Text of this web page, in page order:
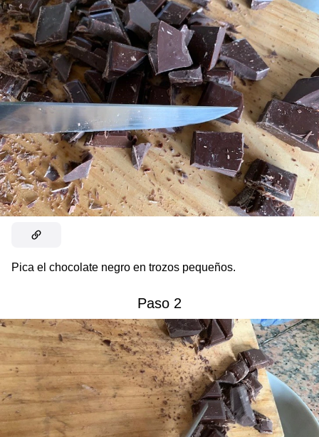
Pica el chocolate negro en trozos pequeños.
Paso 2